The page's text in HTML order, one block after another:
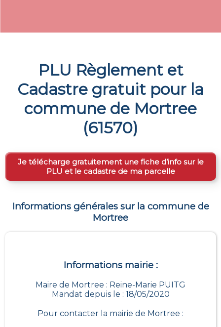
PLU Règlement et
Cadastre gratuit pour la
commune de Mortree
(61570)
Je télécharge gratuitement une fiche d’info sur le
PLU et le cadastre de ma parcelle
Informations générales sur la commune de
Mortree
Informations mairie :
Maire de Mortree : Reine-Marie PUITG
Mandat depuis le : 18/05/2020
Pour contacter la mairie de Mortree :